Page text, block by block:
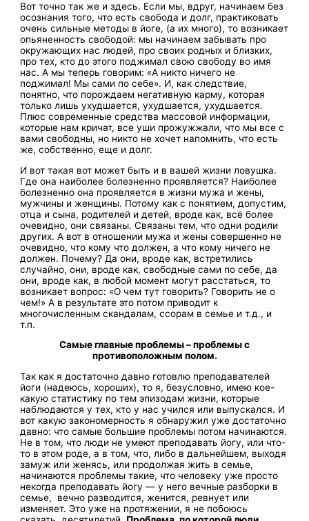
Вот точно так же и здесь. Если мы, вдруг, начинаем без
осознания того, что есть свобода и долг, практиковать
очень сильные методы в йоге, (а их много), то возникает
опьяненность свободой: мы начинаем забывать про
окружающих нас людей, про своих родных и близких,
про тех, кто до этого поджимал свою свободу во имя
нас. А мы теперь говорим: «А никто ничего не
поджимал! Мы сами по себе». И, как следствие,
понятно, что порождаем негативную карму, которая
только лишь ухудшается, ухудшается, ухудшается.
Плюс современные средства массовой информации,
которые нам кричат, все уши прожужжали, что мы все с
вами свободны, но никто не хочет напомнить, что есть
же, собственно, еще и долг.
И вот такая вот может быть и в вашей жизни ловушка.
Где она наиболее болезненно проявляется? Наиболее
болезненно она проявляется в жизни мужа и жены,
мужчины и женщины. Потому как с понятием, допустим,
отца и сына, родителей и детей, вроде как, всё более
очевидно, они связаны. Связаны тем, что одни родили
других. А вот в отношении мужа и жены совершенно не
очевидно, что кому что должен, а что кому ничего не
должен. Почему? Да они, вроде как, встретились
случайно, они, вроде как, свободные сами по себе, да
они, вроде как, в любой момент могут расстаться, то
возникает вопрос: «О чем тут говорить? Говорить не о
чем!» А в результате это потом приводит к
многочисленным скандалам, ссорам в семье и т.д., и
т.п.
Самые главные проблемы – проблемы с
противоположным полом.
Так как я достаточно давно готовлю преподавателей
йоги (надеюсь, хороших), то я, безусловно, имею кое-
какую статистику по тем эпизодам жизни, которые
наблюдаются у тех, кто у нас учился или выпускался. И
вот какую закономерность я обнаружил уже достаточно
давно: что самые большие проблемы потом начинаются.
Не в том, что люди не умеют преподавать йогу, или что-
то в этом роде, а в том, что, либо в дальнейшем, выходя
замуж или женясь, или продолжая жить в семье,
начинаются проблемы такие, что человеку уже просто
некогда преподавать йогу — у него вечные разборки в
семье, вечно разводится, женится, ревнует или
изменяет. Это уже на протяжении, я не побоюсь